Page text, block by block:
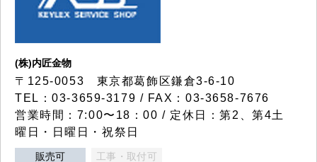
(株)内匠金物
〒125-0053 東京都葛飾区鎌倉3-6-10
TEL：03-3659-3179 / FAX：03-3658-7676
営業時間：7:00〜18：00 / 定休日：第2、第4土
曜日・日曜日・祝祭日
販売可 工事・取付可